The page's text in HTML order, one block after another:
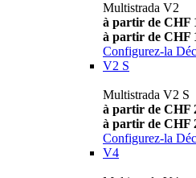
Multistrada V2
à partir de CHF
à partir de CHF
Configurez-la
V2 S
Multistrada V2 S
à partir de CHF
à partir de CHF
Configurez-la
V4